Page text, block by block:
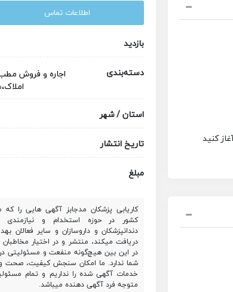
کنید
اطلاعات تماس
بازدید
دسته‌بندی
اجاره و فروش
استان / شهر
تاریخ انتشار
مبلغ
کاریابی پزشکان مدجابز آگهی هایی را که
کشور در حوزه استخدام و نیازمندی
دندانپزشکان و داروسازان و سایر فعالان
دریافت میکند، منتشر و در اختیار
در این بین هیچ‌گونه منفعت و مسئولیتی
شما ندارد. ما امکان سنجش کیفیت، صحت و
خدمات آگهی شده را نداریم و تمام
متوجه فرد آگهی دهنده میباشد.